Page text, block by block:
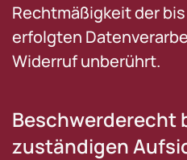
Rechtmäßigkeit der
erfolgten
Widerruf unberührt.
Beschwerde­recht
zuständigen